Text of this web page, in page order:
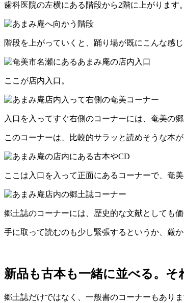
歯科医院の左横にある階段から2階に上がります。
階段を上がっていくと、踊り場が既にこんな感
ここが店内入口。
入口を入ってすぐ右側のコーナーには、奄美の
このコーナーは、比較的サラッと読めそうな本
ここは入口を入って正面にあるコーナーで、奄
郷土誌のコーナーには、歴史的な文献としても
手に取って読むのも少し緊張するというか、厳か
新品も古本も一緒に並べる。そ
郷土誌だけではなく、一般書のコーナーもありま